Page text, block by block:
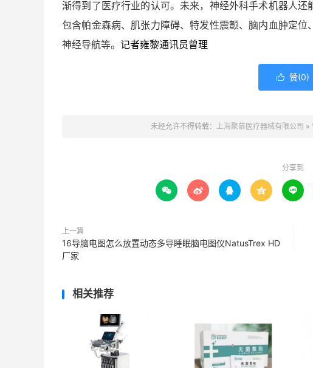
渐得到了医疗行业的认可。未来，神经外科手术机器人还
包含帕金森病、肌张力障碍、特发性震颤、脑内血肿定位
神经导航等。 记者雍黎通讯员曾理
 赞(0)
未经允许不得转载： 上海聚慕医疗器械有限公司 »
分享到
    
上一篇
16导脑电图怎么放置动态多导睡眠脑电图仪NatusTrex HD
厂家
相关推荐